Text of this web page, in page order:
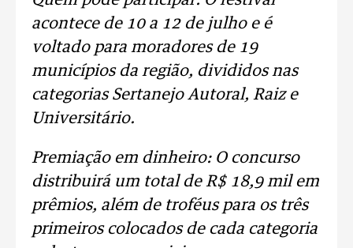
acontece de 10 a 12 de julho e é
voltado para moradores de 19
municípios da região, divididos nas
categorias Sertanejo Autoral, Raiz e
Universitário.
Premiação em dinheiro: O concurso
distribuirá um total de R$ 18,9 mil em
prêmios, além de troféus para os três
primeiros colocados de cada categoria